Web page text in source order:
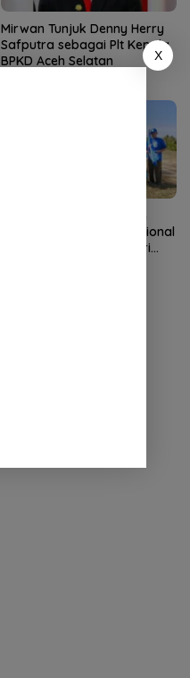
Mirwan Tunjuk Denny Herry
Safputra sebagai Plt Kepala
BPKD Aceh Selatan
Sukseskan Gerakan Nasional
Langit Biru Indonesia Asri
X